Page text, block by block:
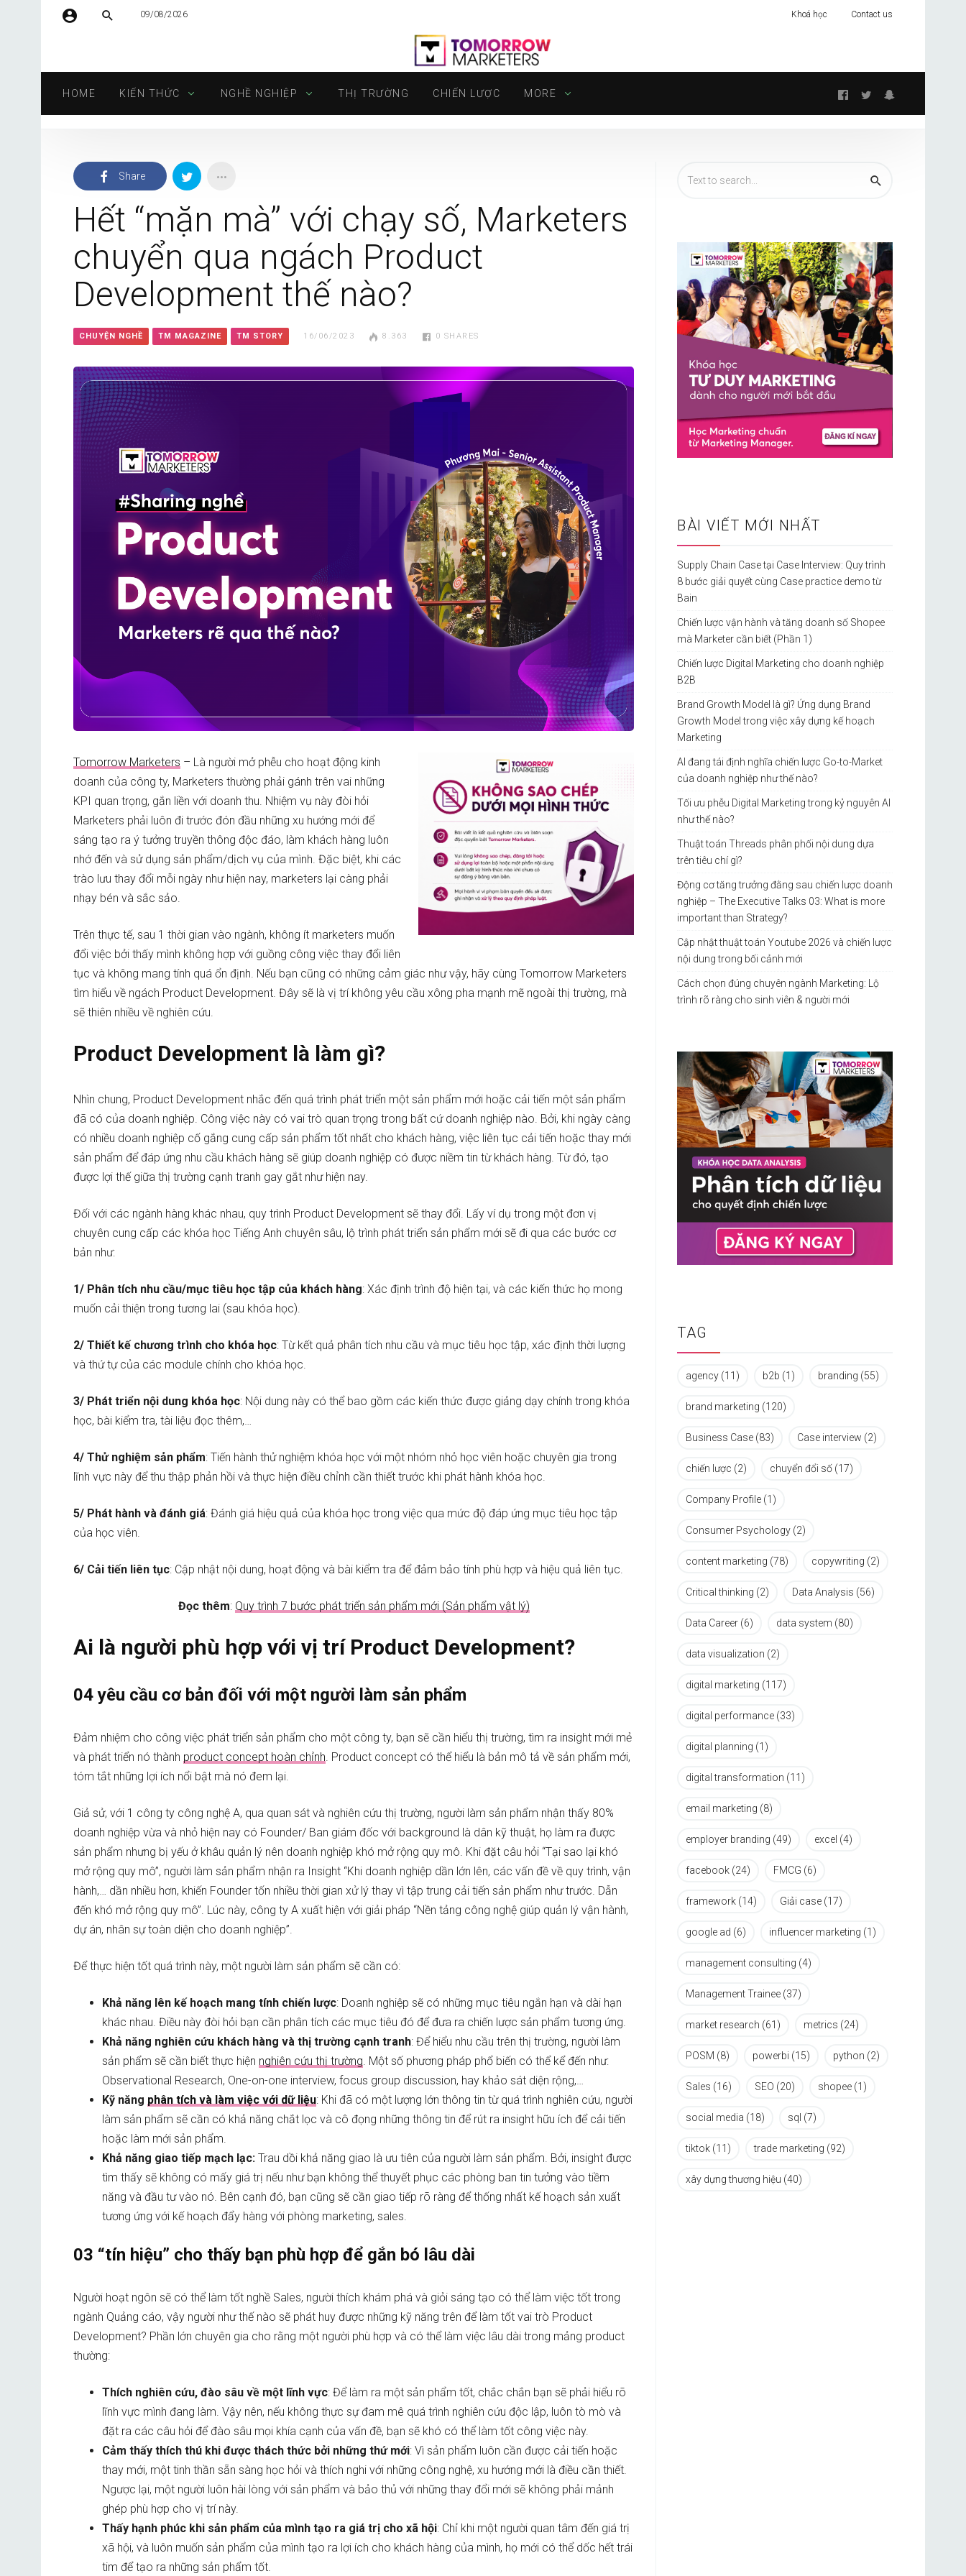
Mật khẩu
Tự động đăng nhập
09/08/2026 Khoá học Contact us
HOME KIẾN THỨC NGHỀ NGHIỆP THỊ TRƯỜNG CHIẾN LƯỢC MORE Follow
Share
Hết “mặn mà” với chạy số, Marketers
chuyển qua ngách Product
Development thế nào?
CHUYỆN NGHỀ TM MAGAZINE TM STORY 16/06/2023 8.363 0 SHARES
Tomorrow Marketers – Là người mở phễu cho hoạt động kinh
doanh của công ty, Marketers thường phải gánh trên vai những
KPI quan trọng, gắn liền với doanh thu. Nhiệm vụ này đòi hỏi
Marketers phải luôn đi trước đón đầu những xu hướng mới để
sáng tạo ra ý tưởng truyền thông độc đáo, làm khách hàng luôn
nhớ đến và sử dụng sản phẩm/dịch vụ của mình. Đặc biệt, khi các
trào lưu thay đổi mỗi ngày như hiện nay, marketers lại càng phải
nhạy bén và sắc sảo.
Trên thực tế, sau 1 thời gian vào ngành, không ít marketers muốn
đổi việc bởi thấy mình không hợp với guồng công việc thay đổi liên
tục và không mang tính quá ổn định. Nếu bạn cũng có những cảm giác như vậy, hãy cùng Tomorrow Marketers
tìm hiểu về ngách Product Development. Đây sẽ là vị trí không yêu cầu xông pha mạnh mẽ ngoài thị trường, mà
sẽ thiên nhiều về nghiên cứu.
Product Development là làm gì?
Nhìn chung, Product Development nhắc đến quá trình phát triển một sản phẩm mới hoặc cải tiến một sản phẩm
đã có của doanh nghiệp. Công việc này có vai trò quan trọng trong bất cứ doanh nghiệp nào. Bởi, khi ngày càng
có nhiều doanh nghiệp cố gắng cung cấp sản phẩm tốt nhất cho khách hàng, việc liên tục cải tiến hoặc thay mới
sản phẩm để đáp ứng nhu cầu khách hàng sẽ giúp doanh nghiệp có được niềm tin từ khách hàng. Từ đó, tạo
được lợi thế giữa thị trường cạnh tranh gay gắt như hiện nay.
Đối với các ngành hàng khác nhau, quy trình Product Development sẽ thay đổi. Lấy ví dụ trong một đơn vị
chuyên cung cấp các khóa học Tiếng Anh chuyên sâu, lộ trình phát triển sản phẩm mới sẽ đi qua các bước cơ
bản như:
1/ Phân tích nhu cầu/mục tiêu học tập của khách hàng: Xác định trình độ hiện tại, và các kiến thức họ mong
muốn cải thiện trong tương lai (sau khóa học).
2/ Thiết kế chương trình cho khóa học: Từ kết quả phân tích nhu cầu và mục tiêu học tập, xác định thời lượng
và thứ tự của các module chính cho khóa học.
3/ Phát triển nội dung khóa học: Nội dung này có thể bao gồm các kiến thức được giảng dạy chính trong khóa
học, bài kiểm tra, tài liệu đọc thêm,…
4/ Thử nghiệm sản phẩm: Tiến hành thử nghiệm khóa học với một nhóm nhỏ học viên hoặc chuyên gia trong
lĩnh vực này để thu thập phản hồi và thực hiện điều chỉnh cần thiết trước khi phát hành khóa học.
5/ Phát hành và đánh giá: Đánh giá hiệu quả của khóa học trong việc qua mức độ đáp ứng mục tiêu học tập
của học viên.
6/ Cải tiến liên tục: Cập nhật nội dung, hoạt động và bài kiểm tra để đảm bảo tính phù hợp và hiệu quả liên tục.
Đọc thêm: Quy trình 7 bước phát triển sản phẩm mới (Sản phẩm vật lý)
Ai là người phù hợp với vị trí Product Development?
04 yêu cầu cơ bản đối với một người làm sản phẩm
Đảm nhiệm cho công việc phát triển sản phẩm cho một công ty, bạn sẽ cần hiểu thị trường, tìm ra insight mới mẻ
và phát triển nó thành product concept hoàn chỉnh. Product concept có thể hiểu là bản mô tả về sản phẩm mới,
tóm tắt những lợi ích nổi bật mà nó đem lại.
Giả sử, với 1 công ty công nghệ A, qua quan sát và nghiên cứu thị trường, người làm sản phẩm nhận thấy 80%
doanh nghiệp vừa và nhỏ hiện nay có Founder/ Ban giám đốc với background là dân kỹ thuật, họ làm ra được
sản phẩm nhưng bị yếu ở khâu quản lý nên doanh nghiệp khó mở rộng quy mô. Khi đặt câu hỏi “Tại sao lại khó
mở rộng quy mô”, người làm sản phẩm nhận ra Insight “Khi doanh nghiệp dần lớn lên, các vấn đề về quy trình, vận
hành,… dần nhiều hơn, khiến Founder tốn nhiều thời gian xử lý thay vì tập trung cải tiến sản phẩm như trước. Dẫn
đến khó mở rộng quy mô”. Lúc này, công ty A xuất hiện với giải pháp “Nền tảng công nghệ giúp quản lý vận hành,
dự án, nhân sự toàn diện cho doanh nghiệp”.
Để thực hiện tốt quá trình này, một người làm sản phẩm sẽ cần có:
Khả năng lên kế hoạch mang tính chiến lược: Doanh nghiệp sẽ có những mục tiêu ngắn hạn và dài hạn
khác nhau. Điều này đòi hỏi bạn cần phân tích các mục tiêu đó để đưa ra chiến lược sản phẩm tương ứng.
Khả năng nghiên cứu khách hàng và thị trường cạnh tranh: Để hiểu nhu cầu trên thị trường, người làm
sản phẩm sẽ cần biết thực hiện nghiên cứu thị trường. Một số phương pháp phổ biến có thể kể đến như:
Observational Research, One-on-one interview, focus group discussion, hay khảo sát diện rộng,…
Kỹ năng phân tích và làm việc với dữ liệu: Khi đã có một lượng lớn thông tin từ quá trình nghiên cứu, người
làm sản phẩm sẽ cần có khả năng chắt lọc và cô đọng những thông tin để rút ra insight hữu ích để cải tiến
hoặc làm mới sản phẩm.
Khả năng giao tiếp mạch lạc: Trau dồi khả năng giao là ưu tiên của người làm sản phẩm. Bởi, insight được
tìm thấy sẽ không có mấy giá trị nếu như bạn không thể thuyết phục các phòng ban tin tưởng vào tiềm
năng và đầu tư vào nó. Bên cạnh đó, bạn cũng sẽ cần giao tiếp rõ ràng để thống nhất kế hoạch sản xuất
tương ứng với kế hoạch đẩy hàng với phòng marketing, sales.
03 “tín hiệu” cho thấy bạn phù hợp để gắn bó lâu dài
Người hoạt ngôn sẽ có thể làm tốt nghề Sales, người thích khám phá và giỏi sáng tạo có thể làm việc tốt trong
ngành Quảng cáo, vậy người như thế nào sẽ phát huy được những kỹ năng trên để làm tốt vai trò Product
Development? Phần lớn chuyên gia cho rằng một người phù hợp và có thể làm việc lâu dài trong mảng product
thường:
Thích nghiên cứu, đào sâu về một lĩnh vực: Để làm ra một sản phẩm tốt, chắc chắn bạn sẽ phải hiểu rõ
lĩnh vực mình đang làm. Vậy nên, nếu không thực sự đam mê quá trình nghiên cứu độc lập, luôn tò mò và
đặt ra các câu hỏi để đào sâu mọi khía cạnh của vấn đề, bạn sẽ khó có thể làm tốt công việc này.
Cảm thấy thích thú khi được thách thức bởi những thứ mới: Vì sản phẩm luôn cần được cải tiến hoặc
thay mới, một tinh thần sẵn sàng học hỏi và thích nghi với những công nghệ, xu hướng mới là điều cần thiết.
Ngược lại, một người luôn hài lòng với sản phẩm và bảo thủ với những thay đổi mới sẽ không phải mảnh
ghép phù hợp cho vị trí này.
Thấy hạnh phúc khi sản phẩm của mình tạo ra giá trị cho xã hội: Chỉ khi một người quan tâm đến giá trị
xã hội, và luôn muốn sản phẩm của mình tạo ra lợi ích cho khách hàng của mình, họ mới có thể dốc hết trái
tim để tạo ra những sản phẩm tốt.
BÀI VIẾT MỚI NHẤT
Supply Chain Case tại Case Interview: Quy trình
8 bước giải quyết cùng Case practice demo từ
Bain
Chiến lược vận hành và tăng doanh số Shopee
mà Marketer cần biết (Phần 1)
Chiến lược Digital Marketing cho doanh nghiệp
B2B
Brand Growth Model là gì? Ứng dụng Brand
Growth Model trong việc xây dựng kế hoạch
Marketing
AI đang tái định nghĩa chiến lược Go-to-Market
của doanh nghiệp như thế nào?
Tối ưu phễu Digital Marketing trong kỷ nguyên AI
như thế nào?
Thuật toán Threads phân phối nội dung dựa
trên tiêu chí gì?
Động cơ tăng trưởng đằng sau chiến lược doanh
nghiệp – The Executive Talks 03: What is more
important than Strategy?
Cập nhật thuật toán Youtube 2026 và chiến lược
nội dung trong bối cảnh mới
Cách chọn đúng chuyên ngành Marketing: Lộ
trình rõ ràng cho sinh viên & người mới
TAG
agency (11) b2b (1) branding (55)
brand marketing (120)
Business Case (83) Case interview (2)
chiến lược (2) chuyển đổi số (17)
Company Profile (1)
Consumer Psychology (2)
content marketing (78) copywriting (2)
Critical thinking (2) Data Analysis (56)
Data Career (6) data system (80)
data visualization (2)
digital marketing (117)
digital performance (33)
digital planning (1)
digital transformation (11)
email marketing (8)
employer branding (49) excel (4)
facebook (24) FMCG (6)
framework (14) Giải case (17)
google ad (6) influencer marketing (1)
management consulting (4)
Management Trainee (37)
market research (61) metrics (24)
POSM (8) powerbi (15) python (2)
Sales (16) SEO (20) shopee (1)
social media (18) sql (7)
tiktok (11) trade marketing (92)
xây dựng thương hiệu (40)